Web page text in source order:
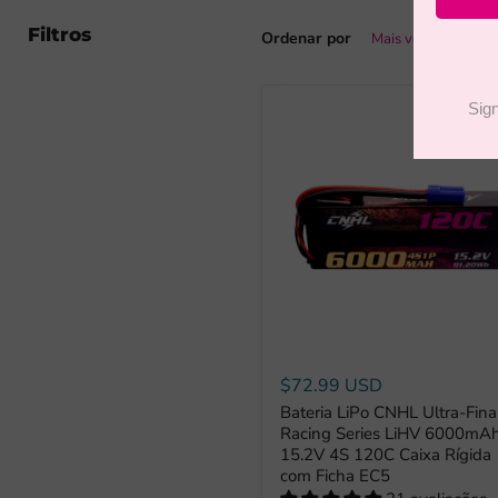
Filtros Ordenar por
$72.99 USD
Bateria LiPo CNHL Ultra-Fina
Racing Series LiHV
15.2V 4S 120C Caixa Rígida
com Ficha EC5